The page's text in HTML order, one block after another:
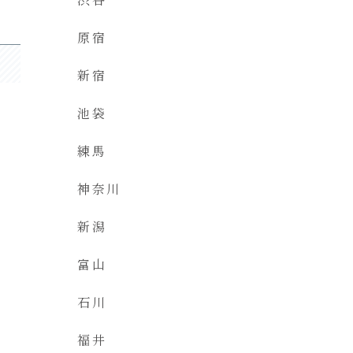
原宿
新宿
池袋
練馬
神奈川
新潟
富山
石川
福井